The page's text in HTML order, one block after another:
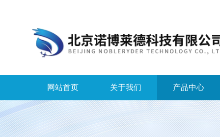
网站首页 关于我们 产品中心